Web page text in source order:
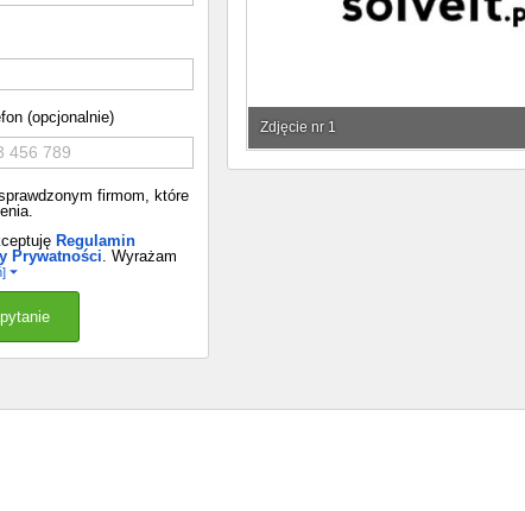
Zdjęcie nr 1
(opcjonalnie)
firmom, które
Regulamin
Prywatności. Wyrażam